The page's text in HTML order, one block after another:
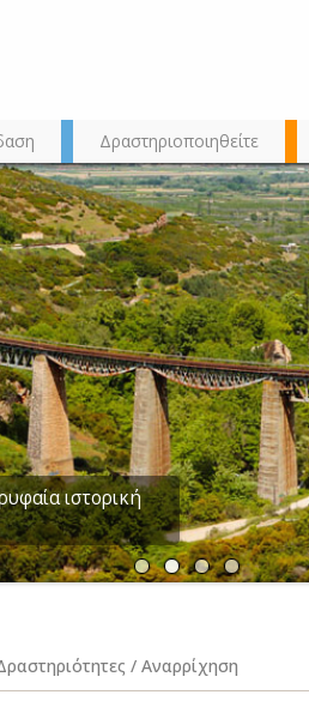
Δραστηριοποιηθείτε
/ Αναρρίχηση